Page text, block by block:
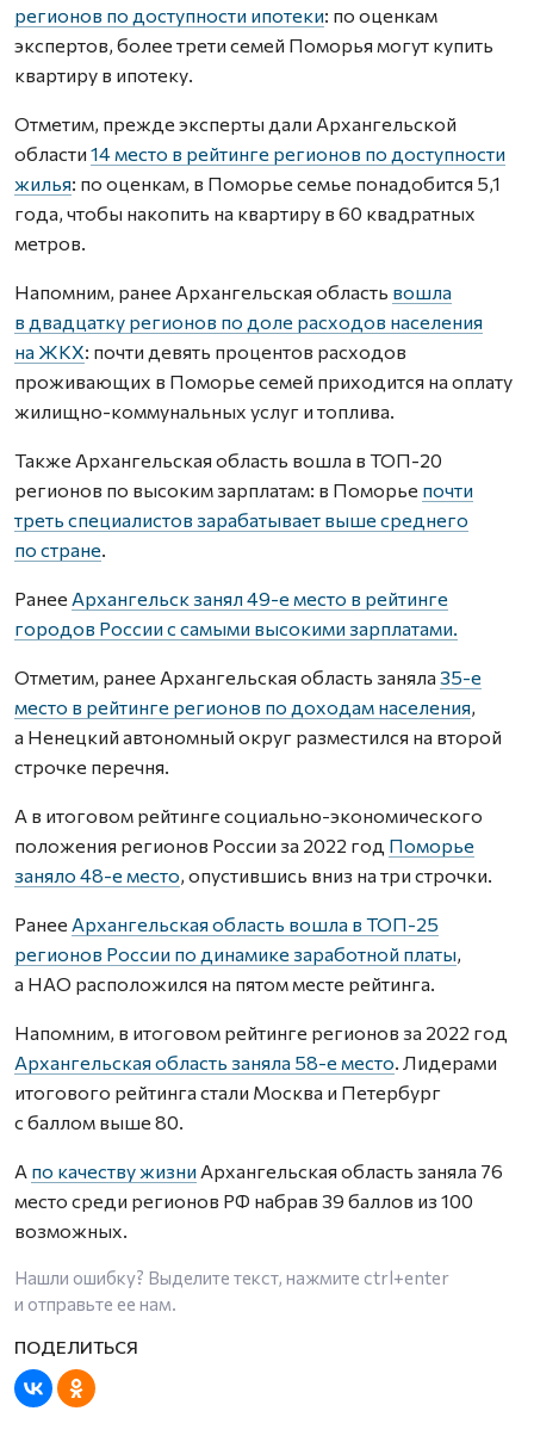
регионов по доступности ипотеки: по оценкам
экспертов, более трети семей Поморья могут купить
квартиру в ипотеку.
Отметим, прежде эксперты дали Архангельской
области 14 место в рейтинге регионов по доступности
жилья: по оценкам, в Поморье семье понадобится 5,1
года, чтобы накопить на квартиру в 60 квадратных
метров.
Напомним, ранее Архангельская область вошла
в двадцатку регионов по доле расходов населения
на ЖКХ: почти девять процентов расходов
проживающих в Поморье семей приходится на оплату
жилищно-коммунальных услуг и топлива.
Также Архангельская область вошла в ТОП-20
регионов по высоким зарплатам: в Поморье почти
треть специалистов зарабатывает выше среднего
по стране.
Ранее Архангельск занял 49-е место в рейтинге
городов России с самыми высокими зарплатами.
Отметим, ранее Архангельская область заняла 35-е
место в рейтинге регионов по доходам населения,
а Ненецкий автономный округ разместился на второй
строчке перечня.
А в итоговом рейтинге социально-экономического
положения регионов России за 2022 год Поморье
заняло 48-е место, опустившись вниз на три строчки.
Ранее Архангельская область вошла в ТОП-25
регионов России по динамике заработной платы,
а НАО расположился на пятом месте рейтинга.
Напомним, в итоговом рейтинге регионов за 2022 год
Архангельская область заняла 58-е место. Лидерами
итогового рейтинга стали Москва и Петербург
с баллом выше 80.
А по качеству жизни Архангельская область заняла 76
место среди регионов РФ набрав 39 баллов из 100
возможных.
Нашли ошибку? Выделите текст, нажмите ctrl+enter
и отправьте ее нам.